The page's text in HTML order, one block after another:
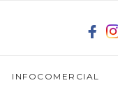
INFOCOMERCIAL